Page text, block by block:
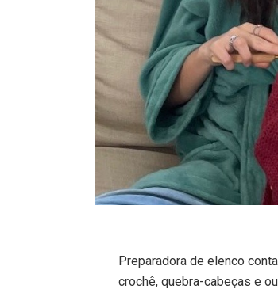
Preparadora de elenco
crochê, quebra-cabeças e